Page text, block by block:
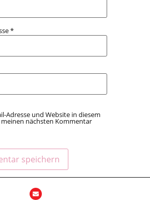
*
Adresse und Website in diesem
nächsten Kommentar